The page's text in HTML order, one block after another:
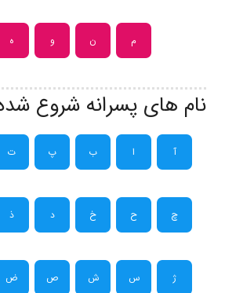
م ن و ه
نام های پسرانه شروع
آ ا ب پ ت
چ ح خ د ذ
ژ س ش ص ض